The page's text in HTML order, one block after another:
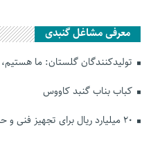
معرفی مشاغل گنبدی
تولیدکنندگان گلستان: ما هستیم،
کباب بناب گنبد کاووس